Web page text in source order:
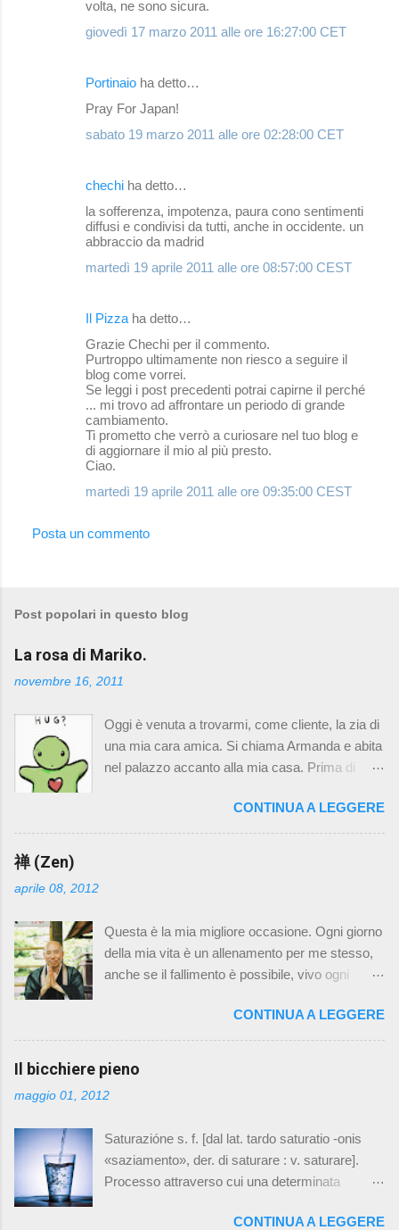
volta, ne sono sicura.
giovedì 17 marzo 2011 alle ore 16:27:00 CET
Portinaio ha detto…
Pray For Japan!
sabato 19 marzo 2011 alle ore 02:28:00 CET
chechi ha detto…
la sofferenza, impotenza, paura cono sentimenti
diffusi e condivisi da tutti, anche in occidente. un
abbraccio da madrid
martedì 19 aprile 2011 alle ore 08:57:00 CEST
Il Pizza ha detto…
Grazie Chechi per il commento.
Purtroppo ultimamente non riesco a seguire il
blog come vorrei.
Se leggi i post precedenti potrai capirne il perché
... mi trovo ad affrontare un periodo di grande
cambiamento.
Ti prometto che verrò a curiosare nel tuo blog e
di aggiornare il mio al più presto.
Ciao.
martedì 19 aprile 2011 alle ore 09:35:00 CEST
Posta un commento
Post popolari in questo blog
La rosa di Mariko.
novembre 16, 2011
Oggi è venuta a trovarmi, come cliente, la zia di
una mia cara amica. Si chiama Armanda e abita
nel palazzo accanto alla mia casa. Prima di
discorso è finito sulla mia morosa Mariko. Le ho
raccontato di come sia stata vicina a me e mio
voglio raccontare qui. “ Il giorno dopo la morte di
mio padre mi sono alzato presto e mi sono
messo a scrivere una lettera che volevo
recati all'hospice dove era allestita la camera
ardente, per dare l'ultimo saluto a papà. Prima di
andarsene dai nostri occhi ho voluto
consegnargli la lettera e le fotografie. Mariko si è
avevamo preparato per lui e gliel'ha messa sul
cuore. L'ho ringra...
CONTINUA A LEGGERE
禅 (Zen)
aprile 08, 2012
Questa è la mia migliore occasione. Ogni giorno
della mia vita è un allenamento per me stesso,
anche se il fallimento è possibile, vivo ogni
cosa, pronto per ogni evenienza. Io sono vivo, io
sono questo momento. Il mio futuro è qui ed ora,
per cui se non posso provare oggi dove e
スだ。 私の人生の毎日は、自分にとっての訓
にごとについても準備万端に、つねに同じ態
度ですべての瞬間を生きぬく。 私は生きてい
る、私はこの瞬間そのものだ。 私の未来は今
CONTINUA A LEGGERE
Il bicchiere pieno
maggio 01, 2012
Saturazióne s. f. [dal lat. tardo saturatio -onis
«saziamento», der. di saturare : v. saturare].
Processo attraverso cui una determinata
espressa in genere da una grandezza
CONTINUA A LEGGERE